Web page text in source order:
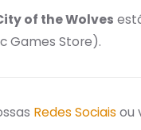
of the Wolves
Games Store).
Redes Sociais ou